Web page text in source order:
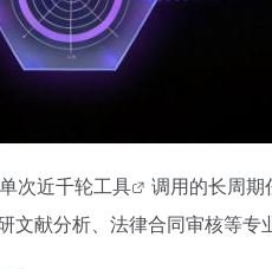
次近千轮工具
调用的长周期
献分析、法律合同审核等专